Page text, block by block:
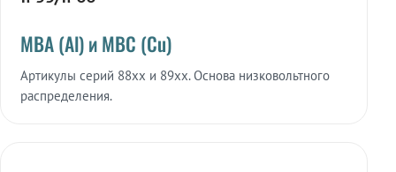
МВА (Al) и МВС (Cu)
Артикулы серий 88xx и 89xx. Основа низковольтного
распределения.